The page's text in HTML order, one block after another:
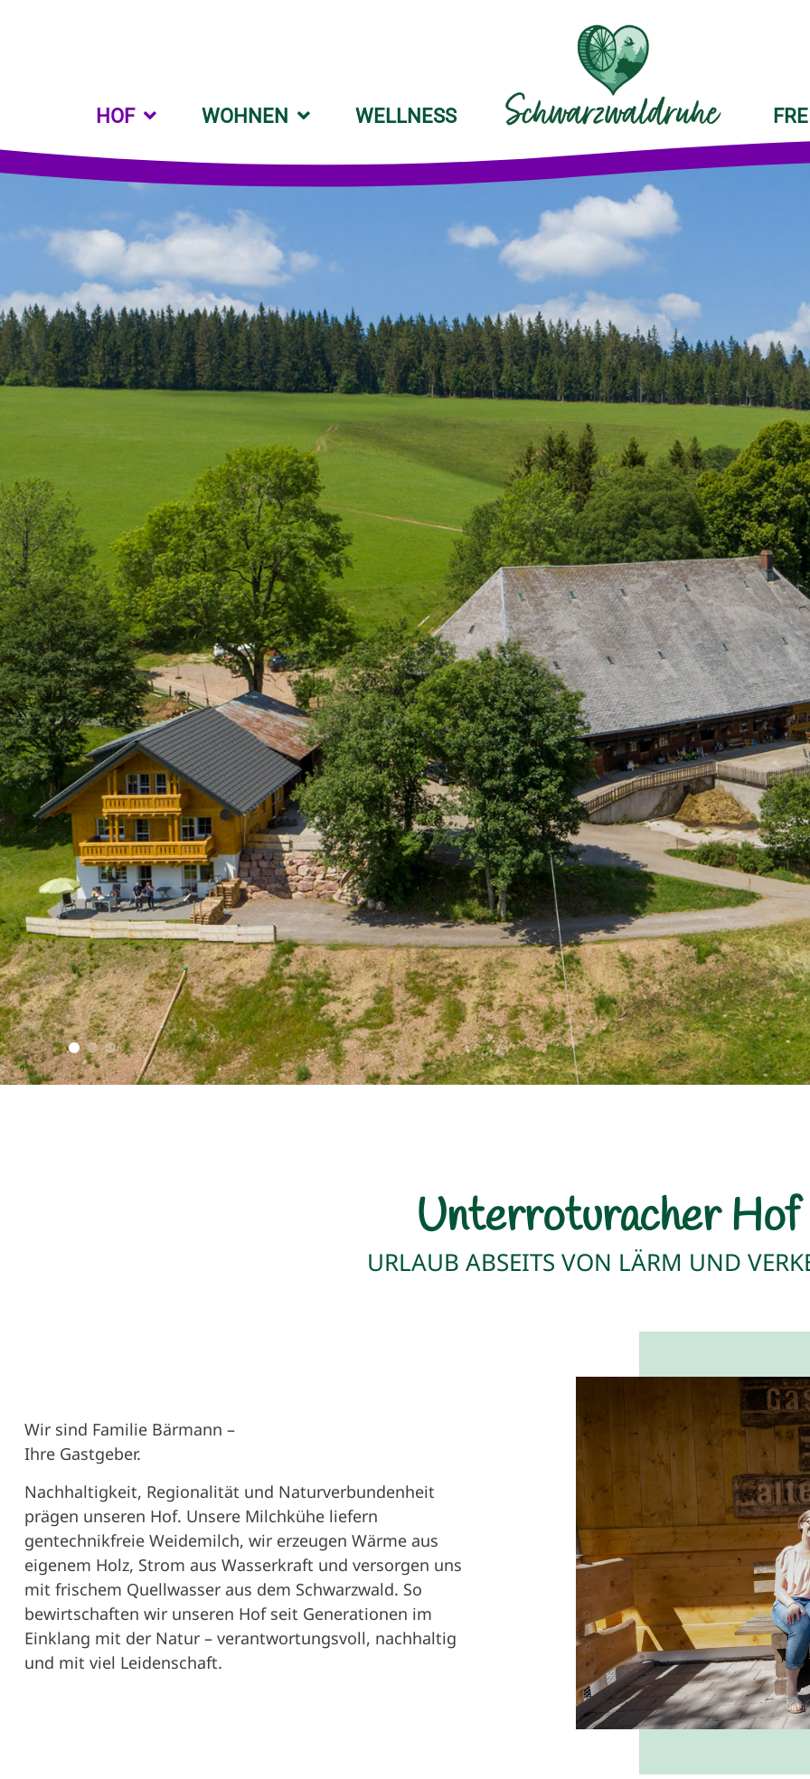
HOF WOHNEN WELLNESS
Unterroturacher Hof
URLAUB ABSEITS VON LÄRM UND
Wir sind Familie Bärmann –
Ihre Gastgeber.
Nachhaltigkeit, Regionalität und Naturverbundenheit
prägen unseren Hof. Unsere Milchkühe liefern
gentechnikfreie Weidemilch, wir erzeugen Wärme aus
eigenem Holz, Strom aus Wasserkraft und versorgen uns
mit frischem Quellwasser aus dem Schwarzwald. So
bewirtschaften wir unseren Hof seit Generationen im
Einklang mit der Natur – verantwortungsvoll, nachhaltig
und mit viel Leidenschaft.